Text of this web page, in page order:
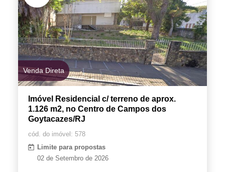
Venda Direta
Imóvel Residencial c/ terreno de aprox.
1.126 m2, no Centro de Campos dos
Goytacazes/RJ
cód. do imóvel: 578
Limite para propostas
02 de Setembro de 2026